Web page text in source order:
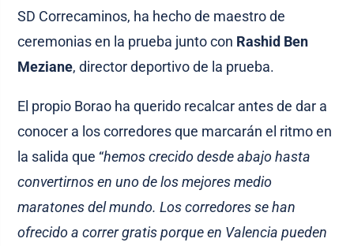
SD Correcaminos, ha hecho de maestro de
ceremonias en la prueba junto con Rashid Ben
Meziane, director deportivo de la prueba.
El propio Borao ha querido recalcar antes de dar a
conocer a los corredores que marcarán el ritmo en
la salida que “hemos crecido desde abajo hasta
convertirnos en uno de los mejores medio
maratones del mundo. Los corredores se han
ofrecido a correr gratis porque en Valencia pueden